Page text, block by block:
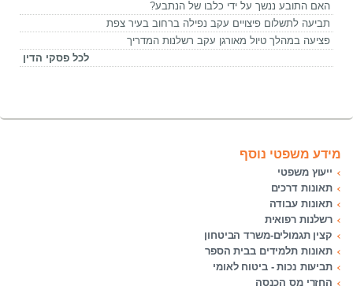
האם התובע ננשך על ידי כלבו של הנתבע?
תביעה לתשלום פיצויים עקב נפילה ברחוב בעיר צפת
פציעה במהלך טיול מאורגן עקב רשלנות המדריך
לכל פסקי הדין
מידע משפטי נוסף
ייעוץ משפטי
תאונות דרכים
תאונות עבודה
רשלנות רפואית
קצין תגמולים-משרד הביטחון
תאונות תלמידים בבית הספר
תביעות נכות - ביטוח לאומי
החזרי מס הכנסה